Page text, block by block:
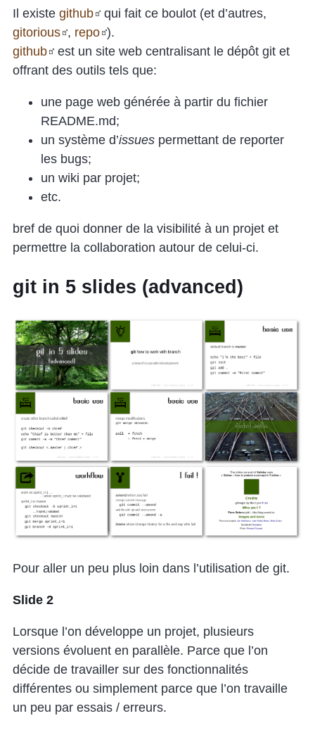
Il existe github
qui fait ce boulot (et d’autres,
gitorious , repo ).
github
est un site web centralisant le dépôt git et
offrant des outils tels que:
une page web générée à partir du fichier
README.md;
un système d’issues permettant de reporter
les bugs;
un wiki par projet;
etc.
bref de quoi donner de la visibilité à un projet et
permettre la collaboration autour de celui-ci.
git in 5 slides (advanced)
Pour aller un peu plus loin dans l’utilisation de git.
Slide 2
Lorsque l’on développe un projet, plusieurs
versions évoluent en parallèle. Parce que l’on
décide de travailler sur des fonctionnalités
différentes ou simplement parce que l’on travaille
un peu par essais / erreurs.